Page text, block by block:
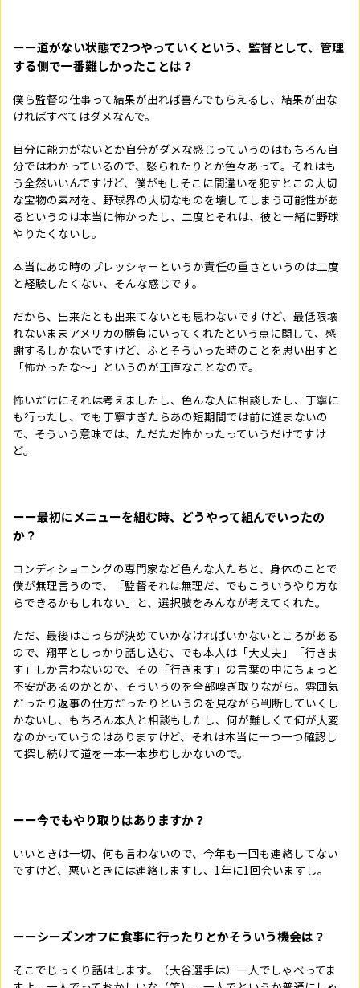
ーー道がない状態で2つやっていくという、監督として、管理
する側で一番難しかったことは？
僕ら監督の仕事って結果が出れば喜んでもらえるし、結果が出な
ければすべてはダメなんで。
自分に能力がないとか自分がダメな感じっていうのはもちろん自
分ではわかっているので、怒られたりとか色々あって。それはも
う全然いいんですけど、僕がもしそこに間違いを犯すとこの大切
な宝物の素材を、野球界の大切なものを壊してしまう可能性があ
るというのは本当に怖かったし、二度とそれは、彼と一緒に野球
やりたくないし。
本当にあの時のプレッシャーというか責任の重さというのは二度
と経験したくない、そんな感じです。
だから、出来たとも出来てないとも思わないですけど、最低限壊
れないままアメリカの勝負にいってくれたという点に関して、感
謝するしかないですけど、ふとそういった時のことを思い出すと
「怖かったな～」というのが正直なことなので。
怖いだけにそれは考えましたし、色んな人に相談したし、丁寧に
も行ったし、でも丁寧すぎたらあの短期間では前に進まないの
で、そういう意味では、ただただ怖かったっていうだけですけ
ど。
ーー最初にメニューを組む時、どうやって組んでいったの
か？
コンディショニングの専門家など色んな人たちと、身体のことで
僕が無理言うので、「監督それは無理だ、でもこういうやり方な
らできるかもしれない」と、選択肢をみんなが考えてくれた。
ただ、最後はこっちが決めていかなければいかないところがある
ので、翔平としっかり話し込む、でも本人は「大丈夫」「行きま
す」しか言わないので、その「行きます」の言葉の中にちょっと
不安があるのかとか、そういうのを全部嗅ぎ取りながら。雰囲気
だったり返事の仕方だったりというのを見ながら判断していくし
かないし、もちろん本人と相談もしたし、何が難しくて何が大変
なのかっていうのはありますけど、それは本当に一つ一つ確認し
て探し続けて道を一本一本歩むしかないので。
ーー今でもやり取りはありますか？
いいときは一切、何も言わないので、今年も一回も連絡してない
ですけど、悪いときには連絡しますし、1年に1回会いますし。
ーーシーズンオフに食事に行ったりとかそういう機会は？
そこでじっくり話はします。（大谷選手は）一人でしゃべってま